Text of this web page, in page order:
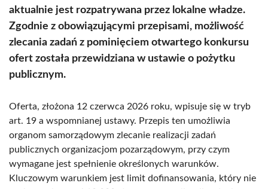
aktualnie jest rozpatrywana przez lokalne władze.
Zgodnie z obowiązującymi przepisami, możliwość
zlecania zadań z pominięciem otwartego konkursu
ofert została przewidziana w ustawie o pożytku
publicznym.
Oferta, złożona 12 czerwca 2026 roku, wpisuje się w tryb
art. 19 a wspomnianej ustawy. Przepis ten umożliwia
organom samorządowym zlecanie realizacji zadań
publicznych organizacjom pozarządowym, przy czym
wymagane jest spełnienie określonych warunków.
Kluczowym warunkiem jest limit dofinansowania, który nie